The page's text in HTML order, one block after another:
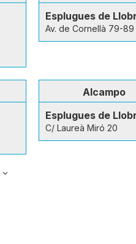
Esplugues de
Av. de Cornellà 79-89
Alcampo
Esplugues de
C/ Laureà Miró 20